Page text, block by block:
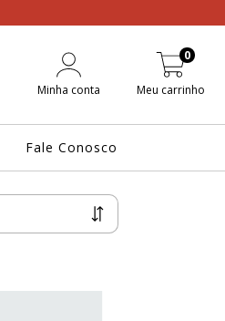
Minha conta Meu carrinho
0
Fale Conosco